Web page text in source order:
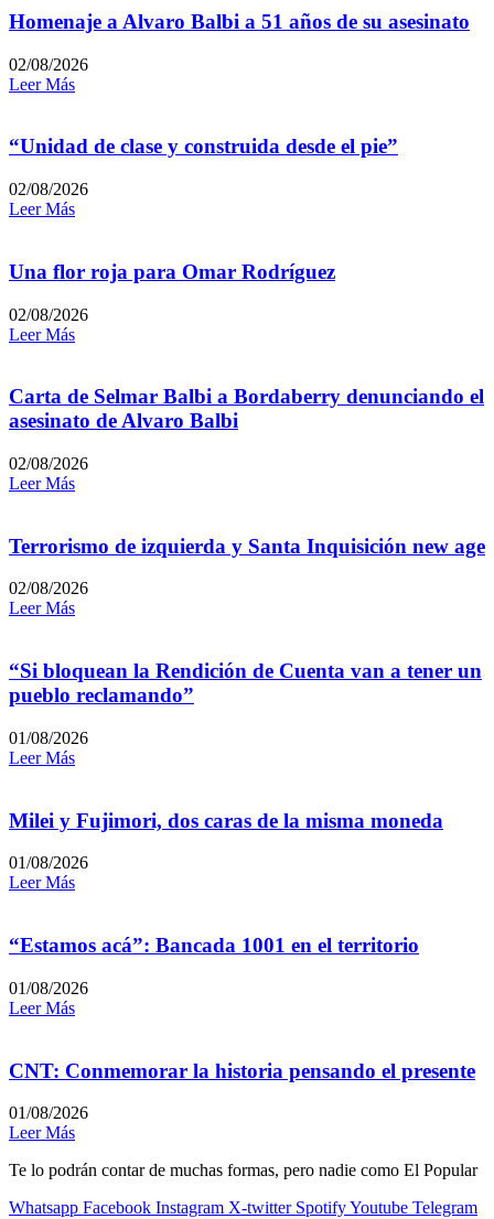
Homenaje a Alvaro Balbi a 51 años de su asesinato
02/08/2026
Leer Más
“Unidad de clase y construida desde el pie”
02/08/2026
Leer Más
Una flor roja para Omar Rodríguez
02/08/2026
Leer Más
Carta de Selmar Balbi a Bordaberry denunciando el
asesinato de Alvaro Balbi
02/08/2026
Leer Más
Terrorismo de izquierda y Santa Inquisición new age
02/08/2026
Leer Más
“Si bloquean la Rendición de Cuenta van a tener un
pueblo reclamando”
01/08/2026
Leer Más
Milei y Fujimori, dos caras de la misma moneda
01/08/2026
Leer Más
“Estamos acá”: Bancada 1001 en el territorio
01/08/2026
Leer Más
CNT: Conmemorar la historia pensando el presente
01/08/2026
Leer Más
Te lo podrán contar de muchas formas, pero nadie como El Popular
Whatsapp Facebook Instagram X-twitter SpotifyYoutube Telegram